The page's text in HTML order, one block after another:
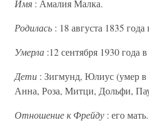
Имя : Амалия Малка.
Родилась : 18 августа 1835
Умерла :12 сентября 1930 года
Дети : Зигмунд, Юлиус (умер в
Анна, Роза, Митци, Дольфи,
Отношение к Фрейду : его мать.